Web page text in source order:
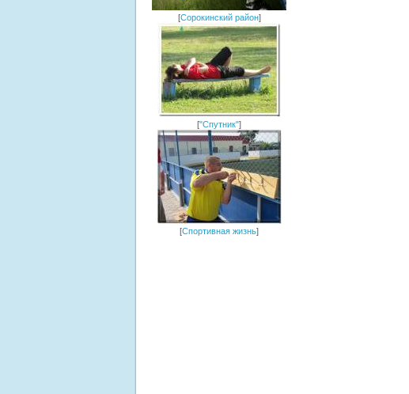
[Сорокинский район]
["Спутник"]
[Спортивная жизнь]